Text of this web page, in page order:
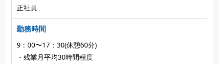
正社員
勤務時間
9：00〜17：30(休憩60分)
・残業月平均30時間程度